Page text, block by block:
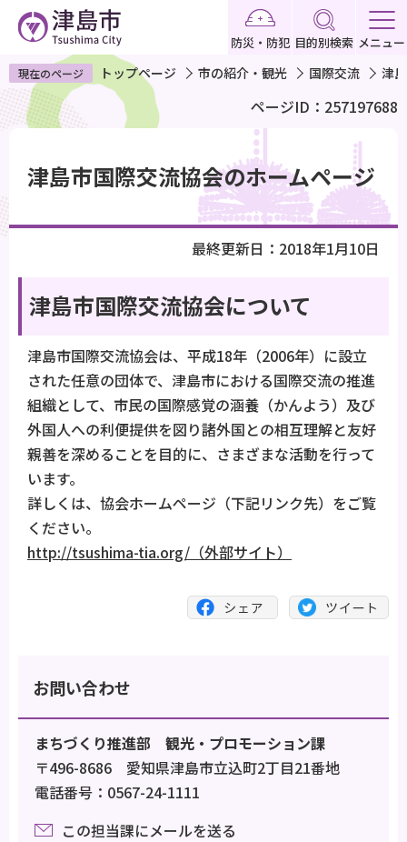
ペ
ー
ジ
で
す
防災・防犯 目的別検索 メニュー
現在のページ トップページ 市の紹介・観光 国際交流 津
ページID：257197688
津島市国際交流協会のホームページ
最終更新日：2018年1月10日
津島市国際交流協会について
津島市国際交流協会は、平成18年（2006年）に設立
された任意の団体で、津島市における国際交流の推進
組織として、市民の国際感覚の涵養（かんよう）及び
外国人への利便提供を図り諸外国との相互理解と友好
親善を深めることを目的に、さまざまな活動を行って
います。
詳しくは、協会ホームページ（下記リンク先）をご覧
ください。
http://tsushima-tia.org/（外部サイト）
お問い合わせ
まちづくり推進部 観光・プロモーション課
〒496-8686 愛知県津島市立込町2丁目21番地
電話番号：0567-24-1111
この担当課にメールを送る